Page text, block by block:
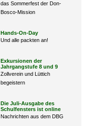
das Sommerfest der Don-
Bosco-Mission
Hands-On-Day
Und alle packten an!
Exkursionen der
Jahrgangstufe 8 und 9
Zollverein und Lüttich
begeistern
Die Juli-Ausgabe des
Schulfensters ist online
Nachrichten aus dem DBG